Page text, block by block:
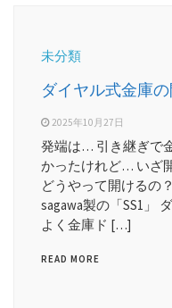
未分類
ダイヤル式金庫
2025年10月27日
発端は… 引き継ぎで
かったけれど… いざ
どうやって開けるの
sagawa製の「SS1」
よく金庫ド […]
READ MORE